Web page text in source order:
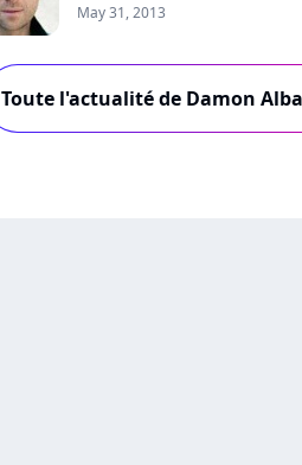
May 31, 2013
Toute l'actualité de Damon